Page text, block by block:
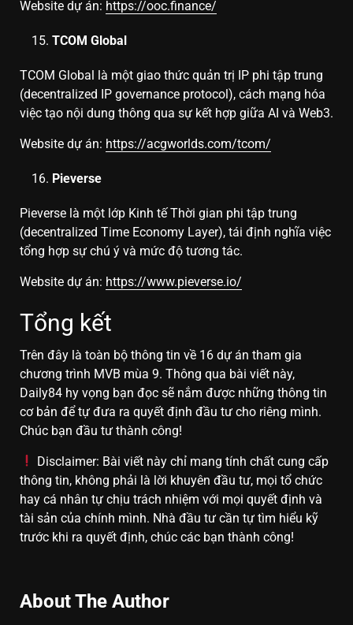
Website dự án: https://ooc.finance/
TCOM Global
TCOM Global là một giao thức quản trị IP phi tập trung
(decentralized IP governance protocol), cách mạng hóa
việc tạo nội dung thông qua sự kết hợp giữa AI và Web3.
Website dự án: https://acgworlds.com/tcom/
Pieverse
Pieverse là một lớp Kinh tế Thời gian phi tập trung
(decentralized Time Economy Layer), tái định nghĩa việc
tổng hợp sự chú ý và mức độ tương tác.
Website dự án: https://www.pieverse.io/
Tổng kết
Trên đây là toàn bộ thông tin về 16 dự án tham gia
chương trình MVB mùa 9. Thông qua bài viết này,
Daily84 hy vọng bạn đọc sẽ nắm được những thông tin
cơ bản để tự đưa ra quyết định đầu tư cho riêng mình.
Chúc bạn đầu tư thành công!
Disclaimer: Bài viết này chỉ mang tính chất cung cấp
thông tin, không phải là lời khuyên đầu tư, mọi tổ chức
hay cá nhân tự chịu trách nhiệm với mọi quyết định và
tài sản của chính mình. Nhà đầu tư cần tự tìm hiểu kỹ
trước khi ra quyết định, chúc các bạn thành công!
About The Author